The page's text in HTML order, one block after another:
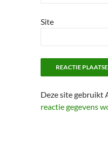
Site
Deze site gebruikt
reactie gegevens